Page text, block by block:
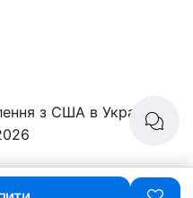
з США в Україну|